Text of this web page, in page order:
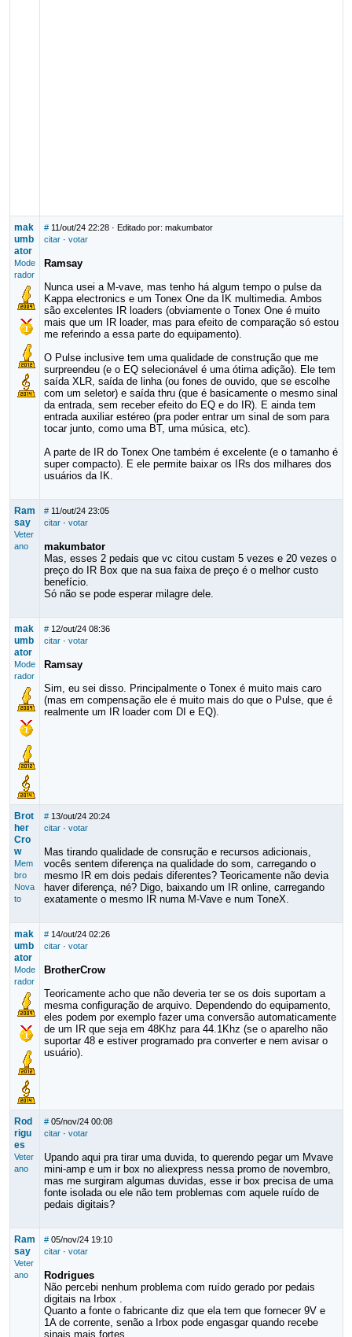
mak
umb
ator
Mode
rador
# 11/out/24 22:28· Editado por: makumbator
citar· votar
Ramsay
Nunca usei a M-vave, mas tenho há algum tempo o pulse da
Kappa electronics e um Tonex One da IK multimedia. Ambos
são excelentes IR loaders (obviamente o Tonex One é muito
mais que um IR loader, mas para efeito de comparação só estou
me referindo a essa parte do equipamento).
O Pulse inclusive tem uma qualidade de construção que me
surpreendeu (e o EQ selecionável é uma ótima adição). Ele tem
saída XLR, saída de linha (ou fones de ouvido, que se escolhe
com um seletor) e saída thru (que é basicamente o mesmo sinal
da entrada, sem receber efeito do EQ e do IR). E ainda tem
entrada auxiliar estéreo (pra poder entrar um sinal de som para
tocar junto, como uma BT, uma música, etc).
A parte de IR do Tonex One também é excelente (e o tamanho é
super compacto). E ele permite baixar os IRs dos milhares dos
usuários da IK.
Ram
say
Veter
ano
# 11/out/24 23:05
citar· votar
makumbator
Mas, esses 2 pedais que vc citou custam 5 vezes e 20 vezes o
preço do IR Box que na sua faixa de preço é o melhor custo
benefício.
Só não se pode esperar milagre dele.
mak
umb
ator
Mode
rador
# 12/out/24 08:36
citar· votar
Ramsay
Sim, eu sei disso. Principalmente o Tonex é muito mais caro
(mas em compensação ele é muito mais do que o Pulse, que é
realmente um IR loader com DI e EQ).
Brot
her
Cro
w
Mem
bro
Nova
to
# 13/out/24 20:24
citar· votar
Mas tirando qualidade de consrução e recursos adicionais,
vocês sentem diferença na qualidade do som, carregando o
mesmo IR em dois pedais diferentes? Teoricamente não devia
haver diferença, né? Digo, baixando um IR online, carregando
exatamente o mesmo IR numa M-Vave e num ToneX.
mak
umb
ator
Mode
rador
# 14/out/24 02:26
citar· votar
BrotherCrow
Teoricamente acho que não deveria ter se os dois suportam a
mesma configuração de arquivo. Dependendo do equipamento,
eles podem por exemplo fazer uma conversão automaticamente
de um IR que seja em 48Khz para 44.1Khz (se o aparelho não
suportar 48 e estiver programado pra converter e nem avisar o
usuário).
Rod
rigu
es
Veter
ano
# 05/nov/24 00:08
citar· votar
Upando aqui pra tirar uma duvida, to querendo pegar um Mvave
mini-amp e um ir box no aliexpress nessa promo de novembro,
mas me surgiram algumas duvidas, esse ir box precisa de uma
fonte isolada ou ele não tem problemas com aquele ruído de
pedais digitais?
Ram
say
Veter
ano
# 05/nov/24 19:10
citar· votar
Rodrigues
Não percebi nenhum problema com ruído gerado por pedais
digitais na Irbox .
Quanto a fonte o fabricante diz que ela tem que fornecer 9V e
1A de corrente, senão a Irbox pode engasgar quando recebe
sinais mais fortes.